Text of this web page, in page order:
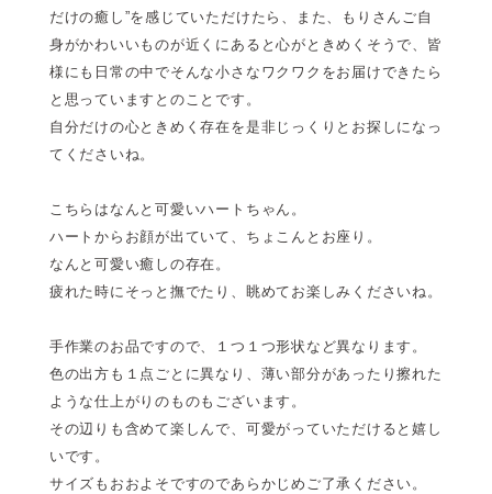
だけの癒し”を感じていただけたら、また、もりさんご自
身がかわいいものが近くにあると心がときめくそうで、皆
様にも日常の中でそんな小さなワクワクをお届けできたら
と思っていますとのことです。
自分だけの心ときめく存在を是非じっくりとお探しになっ
てくださいね。
こちらはなんと可愛いハートちゃん。
ハートからお顔が出ていて、ちょこんとお座り。
なんと可愛い癒しの存在。
疲れた時にそっと撫でたり、眺めてお楽しみくださいね。
手作業のお品ですので、１つ１つ形状など異なります。
色の出方も１点ごとに異なり、薄い部分があったり擦れた
ような仕上がりのものもございます。
その辺りも含めて楽しんで、可愛がっていただけると嬉し
いです。
サイズもおおよそですのであらかじめご了承ください。